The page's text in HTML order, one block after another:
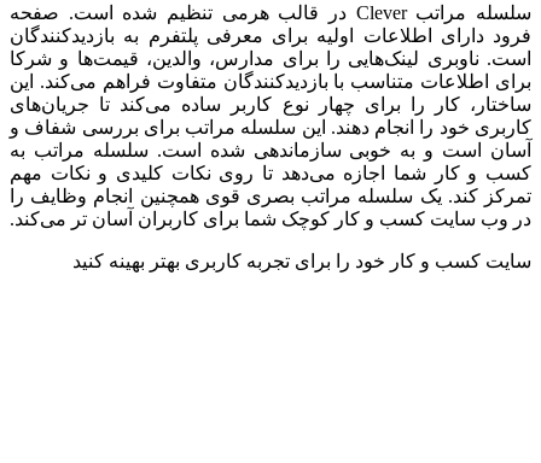
سلسله مراتب Clever در قالب هرمی تنظیم شده است. صفحه
فرود دارای اطلاعات اولیه برای معرفی پلتفرم به بازدیدکنندگان
است. ناوبری لینک‌هایی را برای مدارس، والدین، قیمت‌ها و شرکا
برای اطلاعات متناسب با بازدیدکنندگان متفاوت فراهم می‌کند. این
ساختار، کار را برای چهار نوع کاربر ساده می‌کند تا جریان‌های
کاربری خود را انجام دهند. این سلسله مراتب برای بررسی شفاف و
آسان است و به خوبی سازماندهی شده است. سلسله مراتب به
کسب و کار شما اجازه می‌دهد تا روی نکات کلیدی و نکات مهم
تمرکز کند. یک سلسله مراتب بصری قوی همچنین انجام وظایف را
در وب سایت کسب و کار کوچک شما برای کاربران آسان تر می‌کند.
سایت کسب و کار خود را برای تجربه کاربری بهتر بهینه کنید